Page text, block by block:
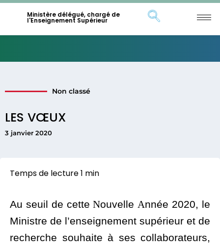
Ministère délégué, chargé de
l'Enseignement Supérieur
LES VŒUX
3 janvier 2020
Non classé
Au seuil de cetteNouvelleAnnée 2020, le
Ministre de l’enseignement supérieur et de
recherche souhaite à ses collaborateurs,